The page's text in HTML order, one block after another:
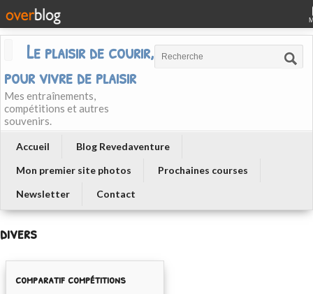
Le plaisir de courir, courir
pour vivre de plaisir
Mes entraînements,
compétitions et autres
souvenirs.
Accueil
Blog Revedaventure
Mon premier site photos
Prochaines courses
Newsletter
Contact
divers
comparatif compétitions